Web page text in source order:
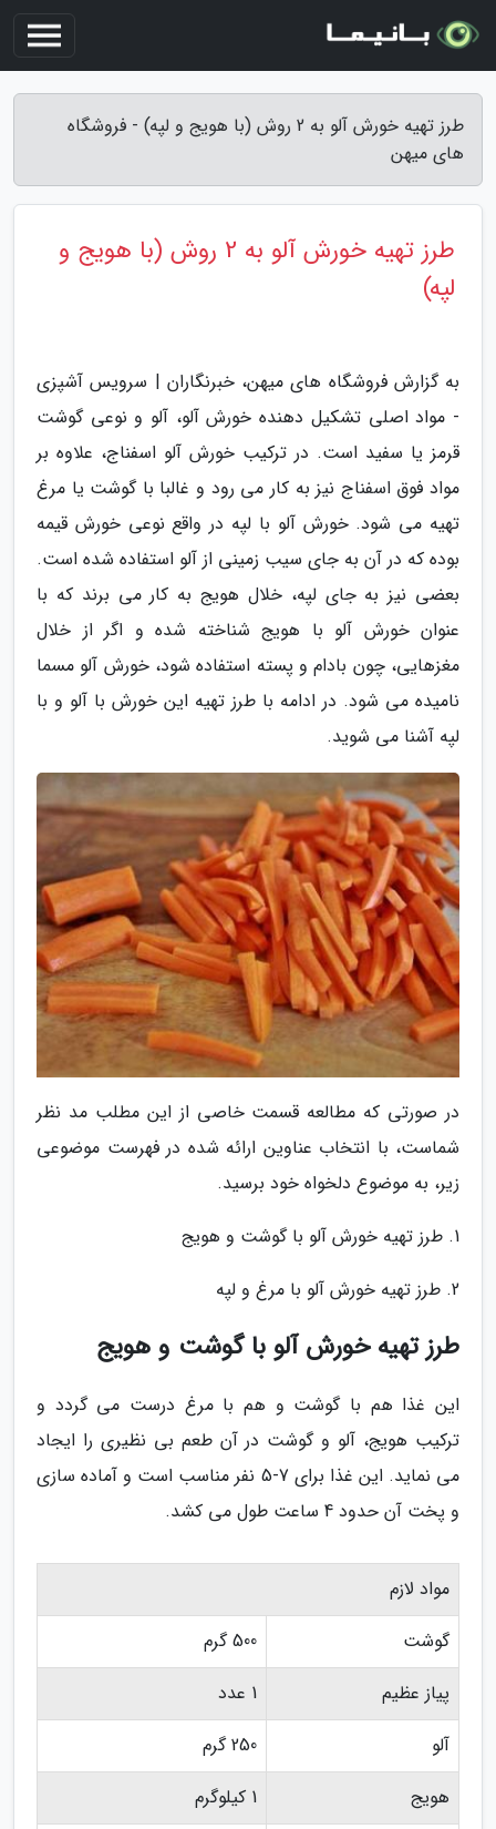
طرز تهیه خورش آلو به 2 روش (با هویج و لپه) - فروشگاه
های میهن
طرز تهیه خورش آلو به 2 روش (با هویج و
لپه)
به گزارش فروشگاه های میهن، خبرنگاران | سرویس آشپزی
- مواد اصلی تشکیل دهنده خورش آلو، آلو و نوعی گوشت
قرمز یا سفید است. در ترکیب خورش آلو اسفناج، علاوه بر
مواد فوق اسفناج نیز به کار می رود و غالبا با گوشت یا مرغ
تهیه می شود. خورش آلو با لپه در واقع نوعی خورش قیمه
بوده که در آن به جای سیب زمینی از آلو استفاده شده است.
بعضی نیز به جای لپه، خلال هویج به کار می برند که با
عنوان خورش آلو با هویج شناخته شده و اگر از خلال
مغزهایی، چون بادام و پسته استفاده شود، خورش آلو مسما
نامیده می شود. در ادامه با طرز تهیه این خورش با آلو و با
لپه آشنا می شوید.
در صورتی که مطالعه قسمت خاصی از این مطلب مد نظر
شماست، با انتخاب عناوین ارائه شده در فهرست موضوعی
زیر، به موضوع دلخواه خود برسید.
1. طرز تهیه خورش آلو با گوشت و هویج
2. طرز تهیه خورش آلو با مرغ و لپه
طرز تهیه خورش آلو با گوشت و هویج
این غذا هم با گوشت و هم با مرغ درست می گردد و
ترکیب هویج، آلو و گوشت در آن طعم بی نظیری را ایجاد
می نماید. این غذا برای 7-5 نفر مناسب است و آماده سازی
و پخت آن حدود 4 ساعت طول می کشد.
مواد لازم
گوشت
500 گرم
پیاز عظیم
1 عدد
آلو
250 گرم
هویج
1 کیلوگرم